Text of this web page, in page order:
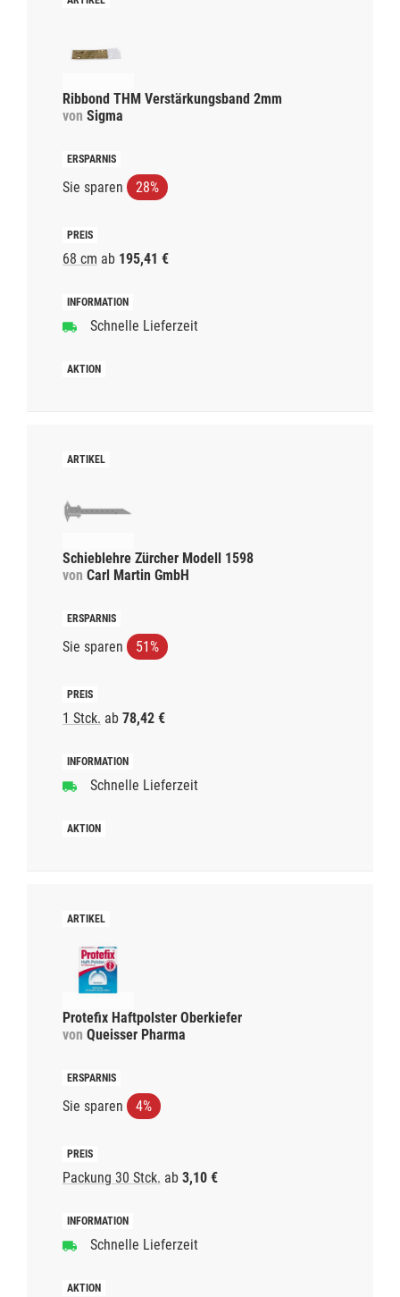
Ribbond THM Verstärkungsband 2mm
von Sigma
Sie sparen 28%
68 cm ab 195,41 €
Schnelle Lieferzeit
Schieblehre Zürcher Modell 1598
von Carl Martin GmbH
Sie sparen 51%
1 Stck. ab 78,42 €
Schnelle Lieferzeit
Protefix Haftpolster Oberkiefer
von Queisser Pharma
Sie sparen 4%
Packung 30 Stck. ab 3,10 €
Schnelle Lieferzeit